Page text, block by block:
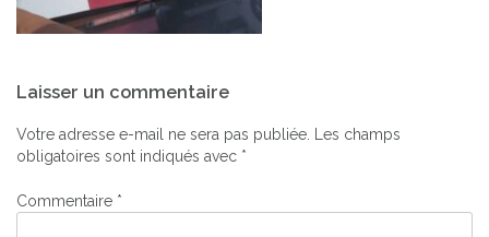
de
l’article
Laisser un commentaire
Votre adresse e-mail ne sera pas publiée. Les champs
obligatoires sont indiqués avec *
Commentaire *